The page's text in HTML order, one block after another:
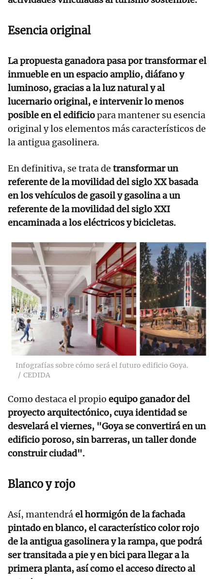
Esencia original
La propuesta ganadora pasa por transformar el
inmueble en un espacio amplio, diáfano y
luminoso, gracias a la luz natural y al
lucernario original, e intervenir lo menos
posible en el edificiopara mantener su esencia
original y los elementos más característicos de
la antigua gasolinera.
En definitiva, se trata de transformar un
referente de la movilidad del siglo XX basada
en los vehículos de gasoil y gasolina a un
referente de la movilidad del siglo XXI
encaminada a los eléctricos y bicicletas.
Infografías sobre cómo será el futuro edificio Goya.
CEDIDA
Como destaca el propio equipo ganador del
proyecto arquitectónico, cuya identidad se
desvelará el viernes, "Goya se convertirá en un
edificio poroso, sin barreras, un taller donde
construir ciudad".
Blanco y rojo
Así, mantendráel hormigón de la fachada
pintado en blanco, el característico color rojo
de la antigua gasolinera y la rampa, que podrá
ser transitada a pie y en bici para llegar a la
primera planta, así como el acceso directo al